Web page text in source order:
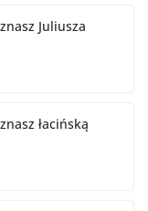
Juliusza
łacińską